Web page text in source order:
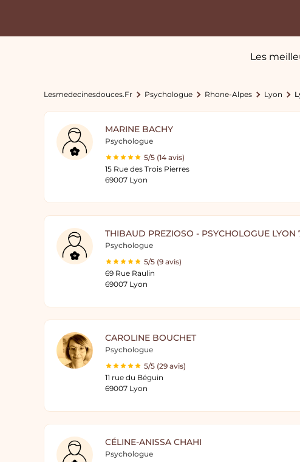
Les
Lesmedecinesdouces.fr Psychologue Rhone-Alpes Lyon
MARINE BACHY
Psychologue
5/5 (14 avis)
15 Rue des Trois Pierres
69007 Lyon
THIBAUD PREZIOSO - PSYCHOLOGUE LYON
Psychologue
5/5 (9 avis)
69 Rue Raulin
69007 Lyon
CAROLINE BOUCHET
Psychologue
5/5 (29 avis)
11 rue du Béguin
69007 Lyon
CÉLINE-ANISSA CHAHI
Psychologue